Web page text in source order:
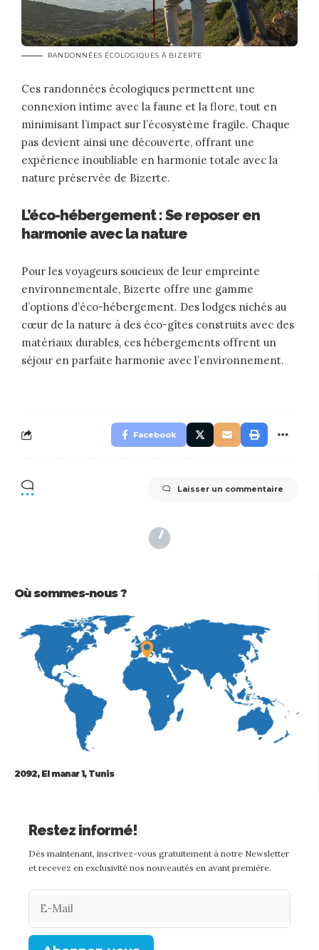
RANDONNÉES ÉCOLOGIQUES À BIZERTE
Ces randonnées écologiques permettent une
connexion intime avec la faune et la flore, tout en
minimisant l’impact sur l’écosystème fragile. Chaque
pas devient ainsi une découverte, offrant une
expérience inoubliable en harmonie totale avec la
nature préservée de Bizerte.
L’éco-hébergement : Se reposer en
harmonie avec la nature
Pour les voyageurs soucieux de leur empreinte
environnementale, Bizerte offre une gamme
d’options d’éco-hébergement. Des lodges nichés au
cœur de la nature à des éco-gîtes construits avec des
matériaux durables, ces hébergements offrent un
séjour en parfaite harmonie avec l’environnement.
Facebook
Laisser un commentaire
Où sommes-nous ?
2092, El manar 1, Tunis
Restez informé!
Dès maintenant, inscrivez-vous gratuitement à notre Newsletter
et recevez en exclusivité nos nouveautés en avant première.